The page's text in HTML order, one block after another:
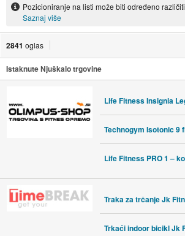
Pozicioniranje na listi može biti određeno
Saznaj više
2841 oglas
Istaknute Njuškalo trgovine
Life Fitness Insignia
Traka za trčanje Jk
Trkaći indoor bicikl Jk